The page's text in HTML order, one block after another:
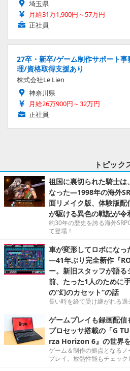
埼玉県
月給31万1,900円～57万円
正社員
27卒・新卒/ゲーム制作サポート
理/資格取得支援あり
株式会社Le Lien
神奈川県
月給26万900円～32万円
正社員
トピック
祖国に裏切られた騎士
なった―1998年の海外
面リメイク版、体験版
が駆ける異色の戦記が令
約30年の歴史を誇る海外
て登場！
車が変形してロボにな
―41年ぶり完全新作『
ー。新旧スタッフが語
前、たった1人のために
の“幻のカセット”の話
長い時を経て受け継がれる過
ゲームプレイも録画配
プロセッサ搭載の「G
rza Horizon 6』の世界
ゲーム＆制作の拠点となる
プレイ。放熱性能もチェック